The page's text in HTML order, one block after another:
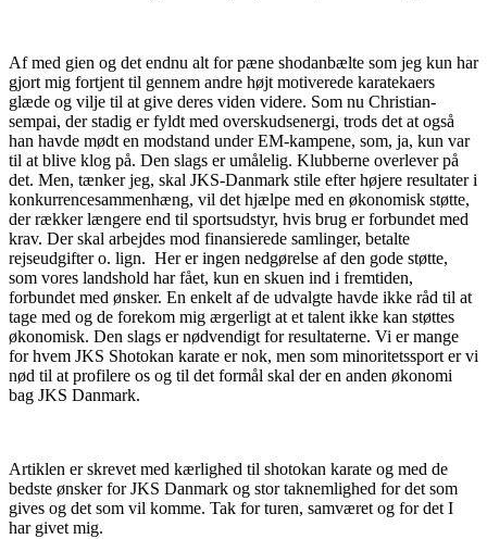
Af med gien og det endnu alt for pæne shodanbælte som jeg kun har
gjort mig fortjent til gennem andre højt motiverede karatekaers
glæde og vilje til at give deres viden videre. Som nu Christian-
sempai, der stadig er fyldt med overskudsenergi, trods det at også
han havde mødt en modstand under EM-kampene, som, ja, kun var
til at blive klog på. Den slags er umålelig. Klubberne overlever på
det. Men, tænker jeg, skal JKS-Danmark stile efter højere resultater i
konkurrencesammenhæng, vil det hjælpe med en økonomisk støtte,
der rækker længere end til sportsudstyr, hvis brug er forbundet med
krav. Der skal arbejdes mod finansierede samlinger, betalte
rejseudgifter o. lign. Her er ingen nedgørelse af den gode støtte,
som vores landshold har fået, kun en skuen ind i fremtiden,
forbundet med ønsker. En enkelt af de udvalgte havde ikke råd til at
tage med og de forekom mig ærgerligt at et talent ikke kan støttes
økonomisk. Den slags er nødvendigt for resultaterne. Vi er mange
for hvem JKS Shotokan karate er nok, men som minoritetssport er vi
nød til at profilere os og til det formål skal der en anden økonomi
bag JKS Danmark.
Artiklen er skrevet med kærlighed til shotokan karate og med de
bedste ønsker for JKS Danmark og stor taknemlighed for det som
gives og det som vil komme. Tak for turen, samværet og for det I
har givet mig.